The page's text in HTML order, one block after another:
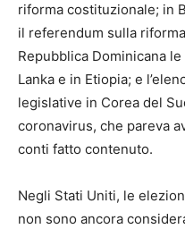
riforma costituzionale; in
il referendum sulla
Repubblica Dominicana
Lanka e in Etiopia; e
legislative in Corea del
coronavirus, che pareva
conti fatto contenuto.
Negli Stati Uniti, le
non sono ancora